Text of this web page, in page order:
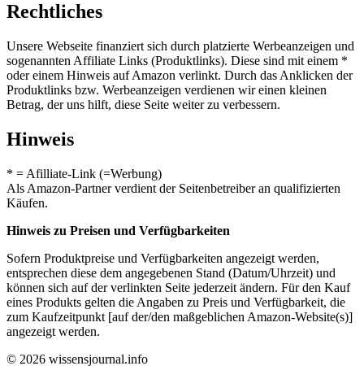
Rechtliches
Unsere Webseite finanziert sich durch platzierte Werbeanzeigen und
sogenannten Affiliate Links (Produktlinks). Diese sind mit einem *
oder einem Hinweis auf Amazon verlinkt. Durch das Anklicken der
Produktlinks bzw. Werbeanzeigen verdienen wir einen kleinen
Betrag, der uns hilft, diese Seite weiter zu verbessern.
Hinweis
* = Afilliate-Link (=Werbung)
Als Amazon-Partner verdient der Seitenbetreiber an qualifizierten
Käufen.
Hinweis zu Preisen und Verfügbarkeiten
Sofern Produktpreise und Verfügbarkeiten angezeigt werden,
entsprechen diese dem angegebenen Stand (Datum/Uhrzeit) und
können sich auf der verlinkten Seite jederzeit ändern. Für den Kauf
eines Produkts gelten die Angaben zu Preis und Verfügbarkeit, die
zum Kaufzeitpunkt [auf der/den maßgeblichen Amazon-Website(s)]
angezeigt werden.
© 2026 wissensjournal.info